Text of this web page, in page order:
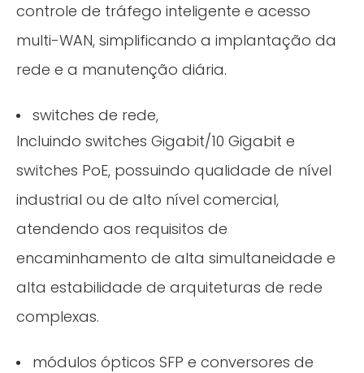
controle de tráfego inteligente e acesso
multi-WAN, simplificando a implantação da
rede e a manutenção diária.
switches de rede,
Incluindo switches Gigabit/10 Gigabit e
switches PoE, possuindo qualidade de nível
industrial ou de alto nível comercial,
atendendo aos requisitos de
encaminhamento de alta simultaneidade e
alta estabilidade de arquiteturas de rede
complexas.
módulos ópticos SFP e conversores de